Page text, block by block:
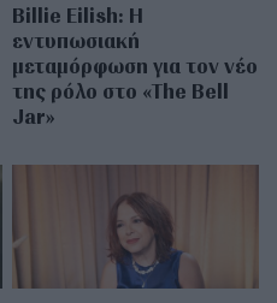
Billie Eilish: Η
εντυπωσιακή
μεταμόρφωση για τον νέο
της ρόλο στο «The Bell
Jar»